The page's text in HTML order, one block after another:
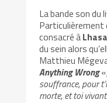
La bande son du
Particulièrement
consacré à
du sein alors
Matthieu
Anything Wrong«
souffrance, pour
morte, et toi